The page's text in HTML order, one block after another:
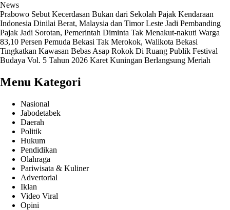
News
Prabowo Sebut Kecerdasan Bukan dari Sekolah Pajak Kendaraan
Indonesia Dinilai Berat, Malaysia dan Timor Leste Jadi Pembanding
Pajak Jadi Sorotan, Pemerintah Diminta Tak Menakut-nakuti Warga
83,10 Persen Pemuda Bekasi Tak Merokok, Walikota Bekasi
Tingkatkan Kawasan Bebas Asap Rokok Di Ruang Publik Festival
Budaya Vol. 5 Tahun 2026 Karet Kuningan Berlangsung Meriah
Menu Kategori
Nasional
Jabodetabek
Daerah
Politik
Hukum
Pendidikan
Olahraga
Pariwisata & Kuliner
Advertorial
Iklan
Video Viral
Opini